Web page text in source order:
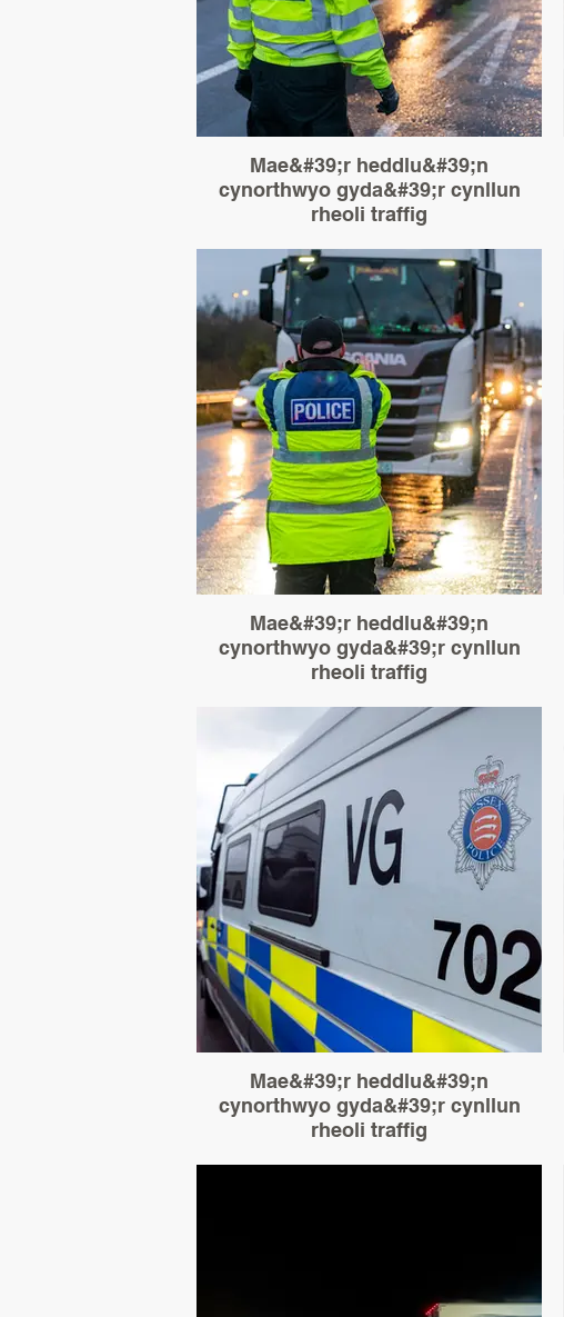
Mae&#39;r heddlu&#39;n
cynorthwyo gyda&#39;r cynllun
rheoli traffig
Mae&#39;r heddlu&#39;n
cynorthwyo gyda&#39;r cynllun
rheoli traffig
Mae&#39;r heddlu&#39;n
cynorthwyo gyda&#39;r cynllun
rheoli traffig